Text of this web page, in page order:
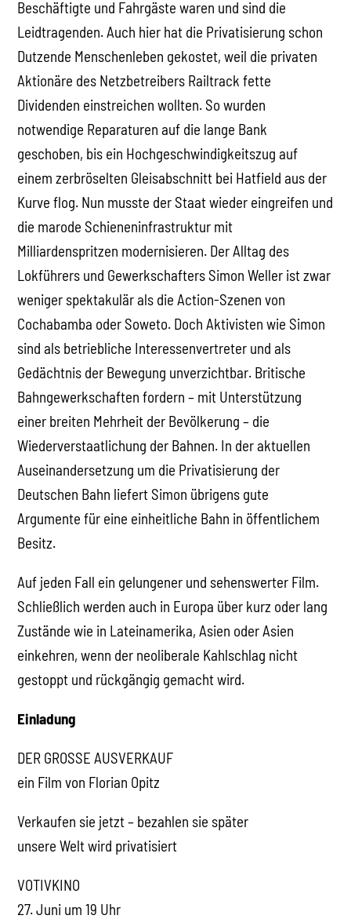
Beschäftigte und Fahrgäste waren und sind die
Leidtragenden. Auch hier hat die Privatisierung schon
Dutzende Menschenleben gekostet, weil die privaten
Aktionäre des Netzbetreibers Railtrack fette
Dividenden einstreichen wollten. So wurden
notwendige Reparaturen auf die lange Bank
geschoben, bis ein Hochgeschwindigkeitszug auf
einem zerbröselten Gleisabschnitt bei Hatfield aus der
Kurve flog. Nun musste der Staat wieder eingreifen und
die marode Schieneninfrastruktur mit
Milliardenspritzen modernisieren. Der Alltag des
Lokführers und Gewerkschafters Simon Weller ist zwar
weniger spektakulär als die Action-Szenen von
Cochabamba oder Soweto. Doch Aktivisten wie Simon
sind als betriebliche Interessenvertreter und als
Gedächtnis der Bewegung unverzichtbar. Britische
Bahngewerkschaften fordern – mit Unterstützung
einer breiten Mehrheit der Bevölkerung – die
Wiederverstaatlichung der Bahnen. In der aktuellen
Auseinandersetzung um die Privatisierung der
Deutschen Bahn liefert Simon übrigens gute
Argumente für eine einheitliche Bahn in öffentlichem
Besitz.
Auf jeden Fall ein gelungener und sehenswerter Film.
Schließlich werden auch in Europa über kurz oder lang
Zustände wie in Lateinamerika, Asien oder Asien
einkehren, wenn der neoliberale Kahlschlag nicht
gestoppt und rückgängig gemacht wird.
Einladung
DER GROSSE AUSVERKAUF
ein Film von Florian Opitz
Verkaufen sie jetzt – bezahlen sie später
unsere Welt wird privatisiert
VOTIVKINO
27. Juni um 19 Uhr